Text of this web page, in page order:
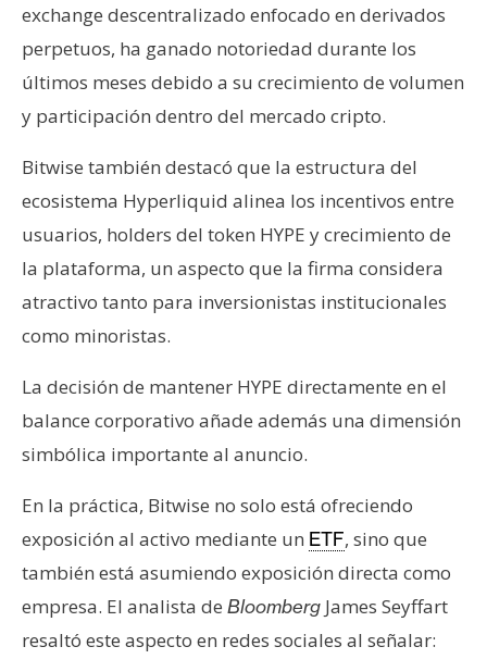
exchange descentralizado enfocado en derivados
perpetuos, ha ganado notoriedad durante los
últimos meses debido a su crecimiento de volumen
y participación dentro del mercado cripto.
Bitwise también destacó que la estructura del
ecosistema Hyperliquid alinea los incentivos entre
usuarios, holders del token HYPE y crecimiento de
la plataforma, un aspecto que la firma considera
atractivo tanto para inversionistas institucionales
como minoristas.
La decisión de mantener HYPE directamente en el
balance corporativo añade además una dimensión
simbólica importante al anuncio.
En la práctica, Bitwise no solo está ofreciendo
exposición al activo mediante un ETF, sino que
también está asumiendo exposición directa como
empresa. El analista de Bloomberg James Seyffart
resaltó este aspecto en redes sociales al señalar: